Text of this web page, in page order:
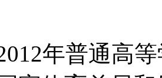
年普通高